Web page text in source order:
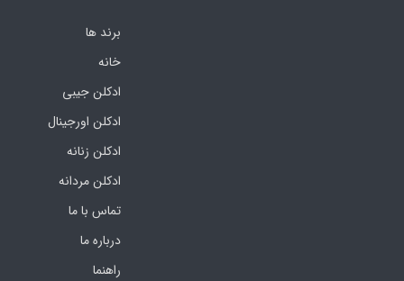
برند ها
خانه
ادکلن جیبی
ادکلن اورجینال
ادکلن زنانه
ادکلن مردانه
تماس با ما
درباره ما
راهنما